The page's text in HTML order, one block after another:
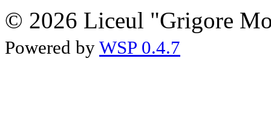
© 2026 Liceul "Grigore
Powered by WSP 0.4.7